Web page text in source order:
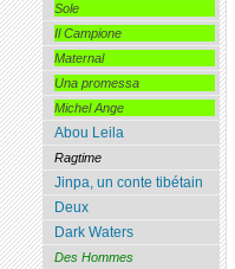
Sole
Il Campione
Maternal
Una promessa
Michel Ange
Abou Leila
Ragtime
Jinpa, un conte tibétain
Deux
Dark Waters
Des Hommes